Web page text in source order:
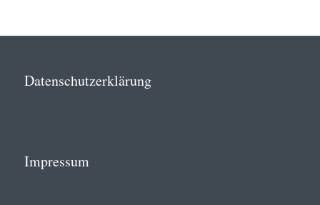
Datenschutzerklärung
Impressum